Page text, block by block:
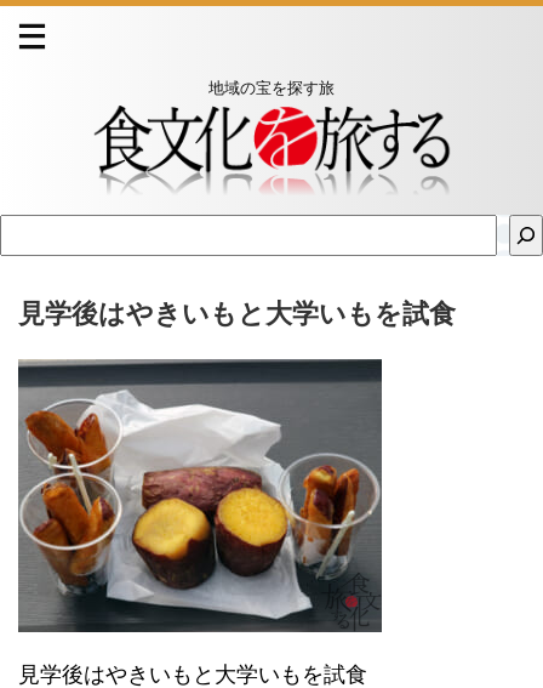
地域の宝を探す旅
見学後はやきいもと大学いもを試食
見学後はやきいもと大学いもを試食